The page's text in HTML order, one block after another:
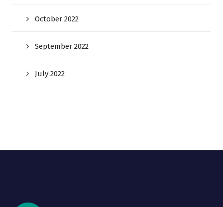
October 2022
September 2022
July 2022